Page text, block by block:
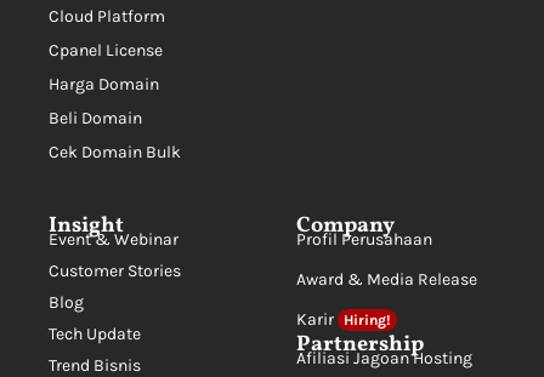
Cloud Platform
Cpanel License
Harga Domain
Beli Domain
Cek Domain Bulk
Insight
Event & Webinar
Customer Stories
Blog
Tech Update
Trend Bisnis
Company
Profil Perusahaan
Award & Media Release
Karir
Hiring!
Partnership
Afiliasi Jagoan Hosting